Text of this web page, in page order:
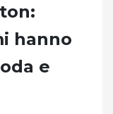
hanno
e